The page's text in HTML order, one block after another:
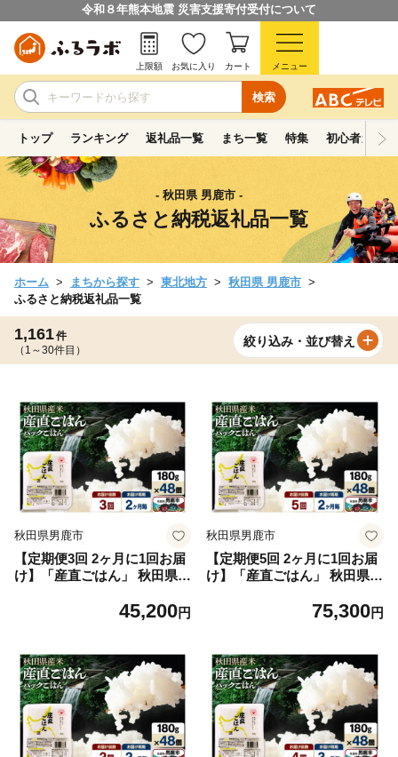
令和８年熊本地震 災害支援寄付受付について
検索
上限額 お気に入り カート メニュー
トップ ランキング 返礼品一覧 まち一覧 特集 初心者ガイド
- 秋田県 男鹿市 -
ふるさと納税返礼品一覧
ホーム まちから探す 東北地方
秋田県 男鹿市
ふるさと納税返礼品一覧
1,161件
（1～30件目）
絞り込み・並び替え
秋田県男鹿市
【定期便3回 2ヶ月に1回お届
け】「産直ごはん」 秋田県産
米 お米 ご飯 災害時 保存食
クライス 保存食 災害時 ご飯
ごはん 米 お米 災害時 保存食
防災食 非常食 備蓄 ローリン
グストック セット 保存料不
使用 保存料無添加]
45,200円
秋田県男鹿市
【定期便5回 2ヶ月に1回お届
け】「産直ごはん」 秋田県産
米 お米 ご飯 災害時 保存食
クライス 保存食 災害時 ご飯
ごはん 米 お米 災害時 保存食
防災食 非常食 備蓄 ローリン
グストック セット 保存料不
使用 保存料無添加]
75,300円